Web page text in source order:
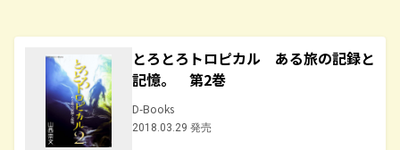
とろとろトロピカル ある旅の記録と
記憶。 第2巻
D-Books
2018.03.29 発売